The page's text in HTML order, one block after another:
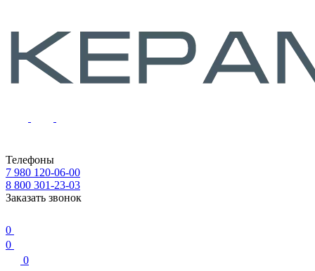
Телефоны
7 980 120-06-00
8 800 301-23-03
Заказать звонок
0
0
0